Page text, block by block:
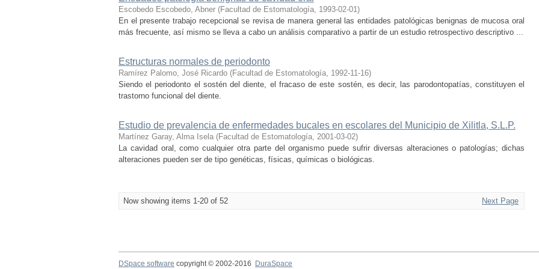
Escobedo Escobedo, Abner (Facultad de Estomatología, 1993-02-01)
En el presente trabajo recepcional se revisa de manera general las entidades patológicas benignas de mucosa oral
más frecuente, así mismo se lleva a cabo un análisis comparativo a partir de un estudio retrospectivo descriptivo ...
Estructuras normales de periodonto
Ramírez Palomo, José Ricardo (Facultad de Estomatología, 1992-11-16)
Siendo el periodonto el sostén del diente, el fracaso de este sostén, es decir, las parodontopatías, constituyen el
trastorno funcional del diente.
Estudio de prevalencia de enfermedades bucales en escolares del Municipio de Xilitla, S.L.P.
Martínez Garay, Alma Isela (Facultad de Estomatología, 2001-03-02)
La cavidad oral, como cualquier otra parte del organismo puede sufrir diversas alteraciones o patologías; dichas
alteraciones pueden ser de tipo genéticas, físicas, químicas o biológicas.
Now showing items 1-20 of 52 Next Page
DSpace software copyright © 2002-2016 DuraSpace